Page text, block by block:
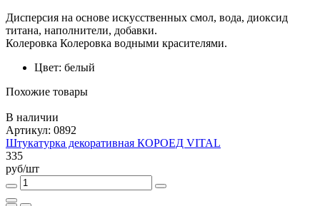
Дисперсия на основе искусственных смол, вода, диоксид
титана, наполнители, добавки.
Колеровка Колеровка водными красителями.
Цвет: белый
Похожие товары
В наличии
Артикул: 0892
Штукатурка декоративная КОРОЕД VITAL
335
руб/шт